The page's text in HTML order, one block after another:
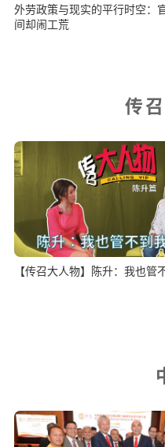
外劳政策与现实的平行时空：
间却闹工荒
传
【传召大人物】陈升：我也管